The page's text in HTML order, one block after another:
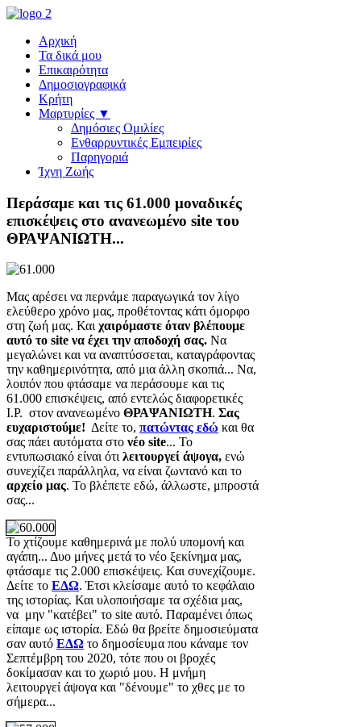
Αρχική
Τα δικά μου
Επικαιρότητα
Δημοσιογραφικά
Κρήτη
Μαρτυρίες ▼
Δημόσιες Ομιλίες
Ενθαρρυντικές Εμπειρίες
Παρηγοριά
Ίχνη Ζωής
Περάσαμε και τις 61.000 μοναδικές
επισκέψεις στο ανανεωμένο site του
ΘΡΑΨΑΝΙΩΤΗ...
Μας αρέσει να περνάμε παραγωγικά τον λίγο
ελεύθερο χρόνο μας, προθέτοντας κάτι όμορφο
στη ζωή μας. Καιχαιρόμαστε όταν βλέπουμε
αυτό το site να έχει την αποδοχή σας. Να
μεγαλώνει και να αναπτύσσεται, καταγράφοντας
την καθημερινότητα, από μια άλλη σκοπιά... Να,
λοιπόν που φτάσαμε να περάσουμε και τις
61.000 επισκέψεις, από εντελώς διαφορετικές
Ι.Ρ. στον ανανεωμένο ΘΡΑΨΑΝΙΩΤΗ. Σας
ευχαριστούμε! Δείτε το, πατώντας εδώ και θα
σας πάει αυτόματα στο νέο site... Το
εντυπωσιακό είναι ότιλειτουργεί άψογα, ενώ
συνεχίζει παράλληλα, να είναι ζωντανό και το
αρχείο μας. Το βλέπετε εδώ, άλλωστε, μπροστά
σας...
Το χτίζουμε καθημερινά με πολύ υπομονή και
αγάπη... Δυο μήνες μετά το νέο ξεκίνημα μας,
φτάσαμε τις 2.000 επισκέψεις. Και συνεχίζουμε.
Δείτε το ΕΔΩ. Έτσι κλείσαμε αυτό το κεφάλαιο
της ιστορίας. Και υλοποιήσαμε τα σχέδια μας,
να μην "κατέβει" το site αυτό. Παραμένει όπως
είπαμε ως ιστορία. Εδώ θα βρείτε δημοσιεύματα
σαν αυτό ΕΔΩ το δημοσίευμα που κάναμε τον
Σεπτέμβρη του 2020, τότε που οι βροχές
δοκίμασαν και το χωριό μου. Η μνήμη
λειτουργεί άψογα και "δένουμε" το χθες με το
σήμερα...